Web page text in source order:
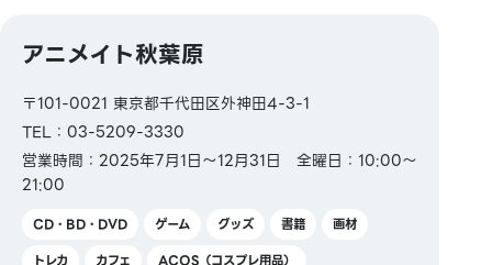
アニメイト秋葉原
〒101-0021 東京都千代田区外神田4-3-1
TEL：03-5209-3330
営業時間：2025年7月1日～12月31日 全曜日：10:00～
21:00
CD・BD・DVD ゲーム グッズ 書籍
画材
トレカ
カフェ
ACOS（コスプレ用品）